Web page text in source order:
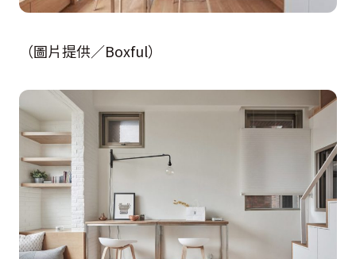
（圖片提供／Boxful）